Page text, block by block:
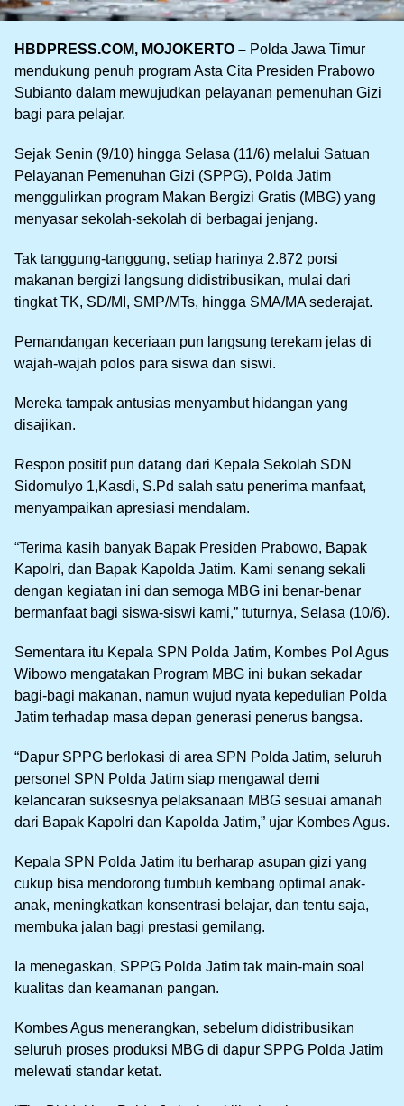
HBDPRESS.COM, MOJOKERTO – Polda Jawa Timur
mendukung penuh program Asta Cita Presiden Prabowo
Subianto dalam mewujudkan pelayanan pemenuhan Gizi
bagi para pelajar.
Sejak Senin (9/10) hingga Selasa (11/6) melalui Satuan
Pelayanan Pemenuhan Gizi (SPPG), Polda Jatim
menggulirkan program Makan Bergizi Gratis (MBG) yang
menyasar sekolah-sekolah di berbagai jenjang.
Tak tanggung-tanggung, setiap harinya 2.872 porsi
makanan bergizi langsung didistribusikan, mulai dari
tingkat TK, SD/MI, SMP/MTs, hingga SMA/MA sederajat.
Pemandangan keceriaan pun langsung terekam jelas di
wajah-wajah polos para siswa dan siswi.
Mereka tampak antusias menyambut hidangan yang
disajikan.
Respon positif pun datang dari Kepala Sekolah SDN
Sidomulyo 1,Kasdi, S.Pd salah satu penerima manfaat,
menyampaikan apresiasi mendalam.
“Terima kasih banyak Bapak Presiden Prabowo, Bapak
Kapolri, dan Bapak Kapolda Jatim. Kami senang sekali
dengan kegiatan ini dan semoga MBG ini benar-benar
bermanfaat bagi siswa-siswi kami,” tuturnya, Selasa (10/6).
Sementara itu Kepala SPN Polda Jatim, Kombes Pol Agus
Wibowo mengatakan Program MBG ini bukan sekadar
bagi-bagi makanan, namun wujud nyata kepedulian Polda
Jatim terhadap masa depan generasi penerus bangsa.
“Dapur SPPG berlokasi di area SPN Polda Jatim, seluruh
personel SPN Polda Jatim siap mengawal demi
kelancaran suksesnya pelaksanaan MBG sesuai amanah
dari Bapak Kapolri dan Kapolda Jatim,” ujar Kombes Agus.
Kepala SPN Polda Jatim itu berharap asupan gizi yang
cukup bisa mendorong tumbuh kembang optimal anak-
anak, meningkatkan konsentrasi belajar, dan tentu saja,
membuka jalan bagi prestasi gemilang.
Ia menegaskan, SPPG Polda Jatim tak main-main soal
kualitas dan keamanan pangan.
Kombes Agus menerangkan, sebelum didistribusikan
seluruh proses produksi MBG di dapur SPPG Polda Jatim
melewati standar ketat.